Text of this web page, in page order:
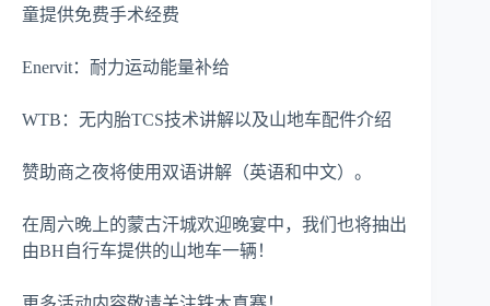
童提供免费手术经费
Enervit：耐力运动能量补给
WTB：无内胎TCS技术讲解以及山地车配件介绍
赞助商之夜将使用双语讲解（英语和中文）。
在周六晚上的蒙古汗城欢迎晚宴中，我们也将抽出
由BH自行车提供的山地车一辆！